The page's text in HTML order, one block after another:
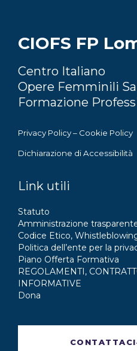
CIOFS FP
Centro Italiano
Opere Femminili
Formazione
Privacy Policy– Cookie Policy
Dichiarazione di Accessibilità
Link utili
Statuto
Amministrazione
Codice Etico,
Politica dell’ente per la
Piano Offerta Formativa
REGOLAMENTI,
INFORMATIVE
Dona
CONTATTACI